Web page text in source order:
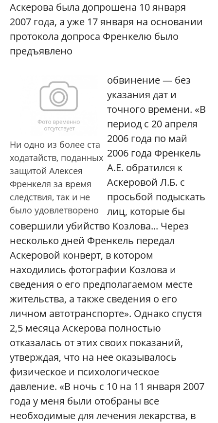
Аскерова была допрошена 10 января
2007 года, а уже 17 января на основании
протокола допроса Френкелю было
предъявлено
Ни одно из более ста
ходатайств, поданных
защитой Алексея
Френкеля за время
следствия, так и не
было удовлетворено
обвинение — без
указания дат и
точного времени. «В
период с 20 апреля
2006 года по май
2006 года Френкель
А.Е. обратился к
Аскеровой Л.Б. с
просьбой подыскать
лиц, которые бы
совершили убийство Козлова... Через
несколько дней Френкель передал
Аскеровой конверт, в котором
находились фотографии Козлова и
сведения о его предполагаемом месте
жительства, а также сведения о его
личном автотранспорте». Однако спустя
2,5 месяца Аскерова полностью
отказалась от этих своих показаний,
утверждая, что на нее оказывалось
физическое и психологическое
давление. «В ночь с 10 на 11 января 2007
года у меня были отобраны все
необходимые для лечения лекарства, в